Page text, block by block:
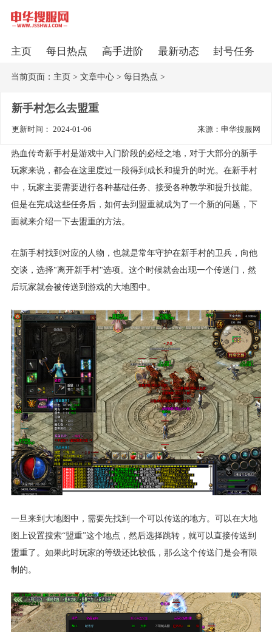
主页 每日热点 高手进阶 最新动态 封号任务
当前页面： 主页> 文章中心> 每日热点 >
新手村怎么去盟重
更新时间： 2024-01-06 来源：申华搜服网
热血传奇新手村是游戏中入门阶段的必经之地，对于大部分的新手
玩家来说，都会在这里度过一段得到成长和提升的时光。在新手村
中，玩家主要需要进行各种基础任务、接受各种教学和提升技能。
但是在完成这些任务后，如何去到盟重就成为了一个新的问题，下
面就来介绍一下去盟重的方法。
在新手村找到对应的人物，也就是常年守护在新手村的卫兵，向他
交谈，选择"离开新手村"选项。这个时候就会出现一个传送门，然
后玩家就会被传送到游戏的大地图中。
一旦来到大地图中，需要先找到一个可以传送的地方。可以在大地
图上设置搜索“盟重”这个地点，然后选择跳转，就可以直接传送到
盟重了。如果此时玩家的等级还比较低，那么这个传送门是会有限
制的。